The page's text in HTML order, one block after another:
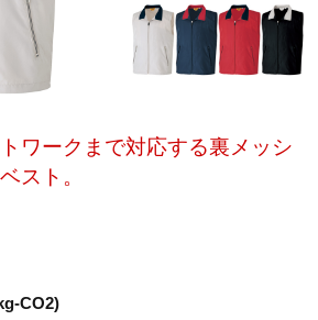
ワークまで対応する裏メッシ
スト。
CO2)